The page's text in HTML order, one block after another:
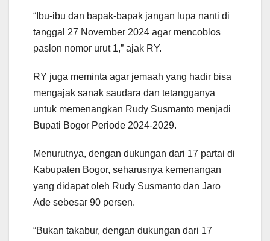
“Ibu-ibu dan bapak-bapak jangan lupa nanti di
tanggal 27 November 2024 agar mencoblos
paslon nomor urut 1,” ajak RY.
RY juga meminta agar jemaah yang hadir bisa
mengajak sanak saudara dan tetangganya
untuk memenangkan Rudy Susmanto menjadi
Bupati Bogor Periode 2024-2029.
Menurutnya, dengan dukungan dari 17 partai di
Kabupaten Bogor, seharusnya kemenangan
yang didapat oleh Rudy Susmanto dan Jaro
Ade sebesar 90 persen.
“Bukan takabur, dengan dukungan dari 17